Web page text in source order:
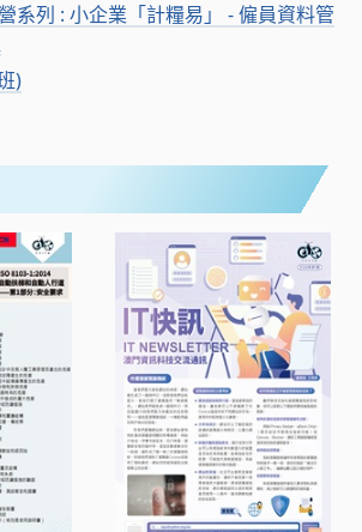
系列 : 小企業「計糧易」 - 僱員資料管
)